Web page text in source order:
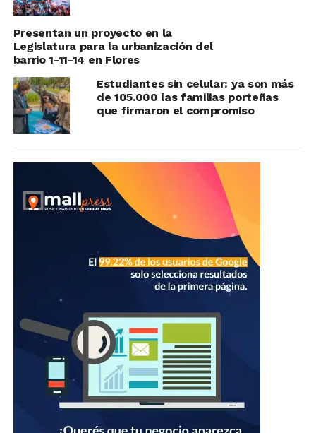
Presentan un proyecto en la
Legislatura para la urbanización del
barrio 1-11-14 en Flores
Estudiantes sin celular: ya son más
de 105.000 las familias porteñas
que firmaron el compromiso